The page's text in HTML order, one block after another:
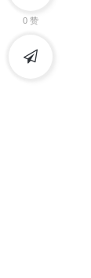
0 赞